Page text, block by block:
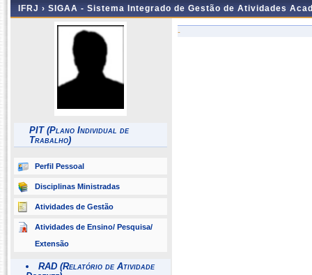
IFRJ › SIGAA - Sistema Integrado de Gestão de Atividades
PIT (Plano Individual de
Trabalho)
Perfil Pessoal
Disciplinas Ministradas
Atividades de Gestão
Atividades de Ensino/ Pesquisa/
Extensão
RAD (Relatório de Atividade
-